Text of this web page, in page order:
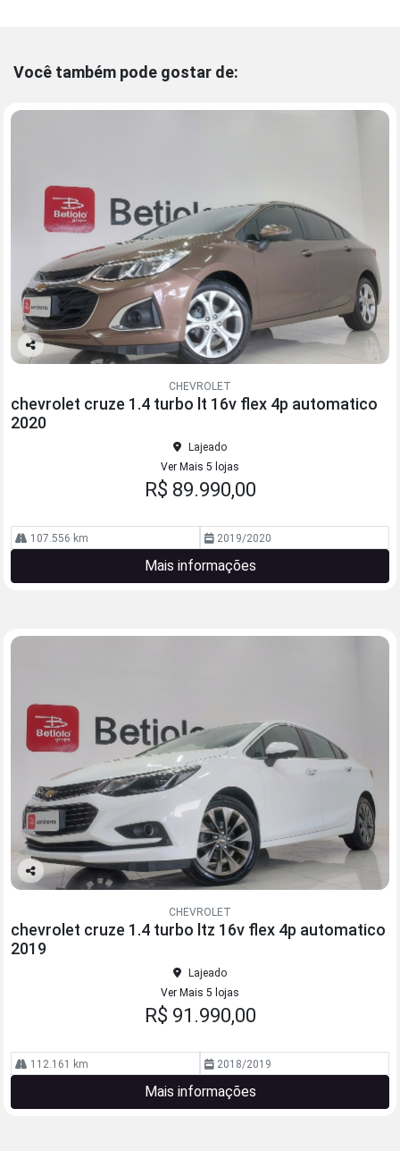
Você também pode gostar de:
Co
lhe
CHEVROLET
chevrolet cruze 1.4 turbo lt 16v flex 4p automatico
2020
Lajeado
Ver Mais 5 lojas
R$ 89.990,00
107.556 km 2019/2020
Mais informações
Co
lhe
CHEVROLET
chevrolet cruze 1.4 turbo ltz 16v flex 4p automatico
2019
Lajeado
Ver Mais 5 lojas
R$ 91.990,00
112.161 km 2018/2019
Mais informações